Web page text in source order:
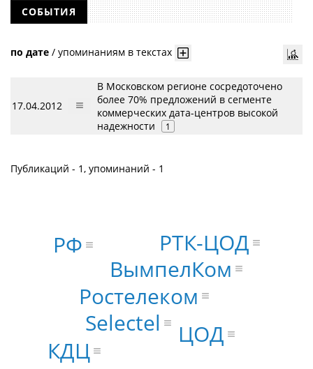
СОБЫТИЯ
по дате / упоминаниям в текстах
17.04.2012
В Московском регионе сосредоточено
более 70% предложений в сегменте
коммерческих дата-центров высокой
надежности
1
Публикаций - 1, упоминаний - 1
Ростелеком
ВымпелКом
Selectel
РТК-ЦОД
ЦОД
РФ
КДЦ